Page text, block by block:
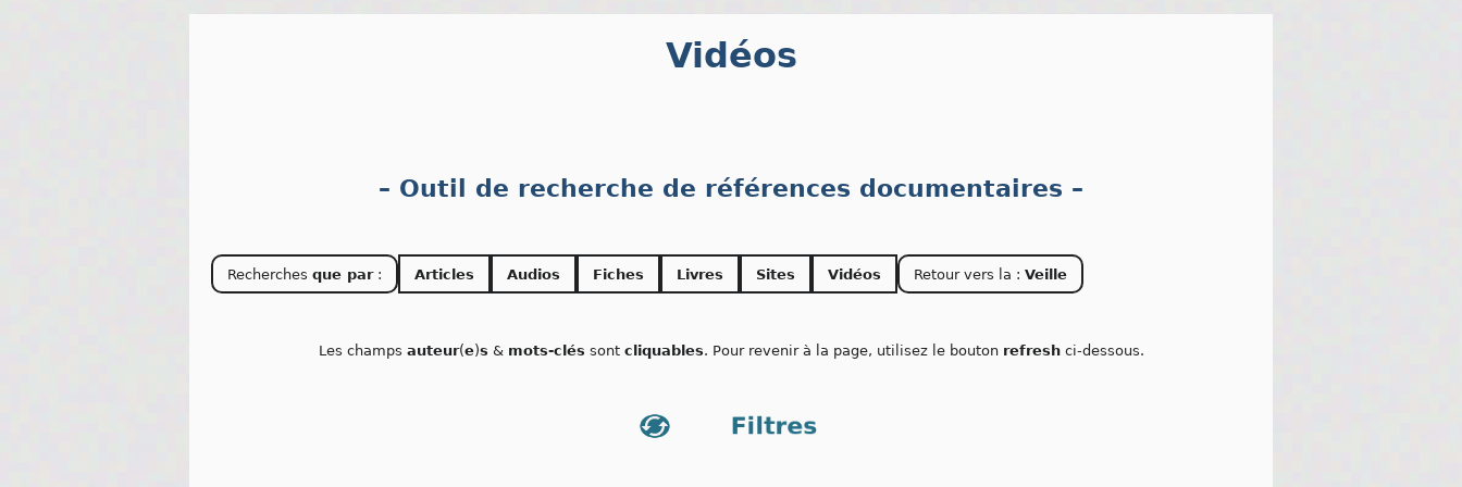
Vidéos
– Outil de recherche de références documentaires –
Recherches que par: Articles Audios Fiches Livres Sites Vidéos Retour vers la : Veille
Les champs auteur(e)s & mots-clés sont cliquables. Pour revenir à la page, utilisez le bouton refreshci-dessous.